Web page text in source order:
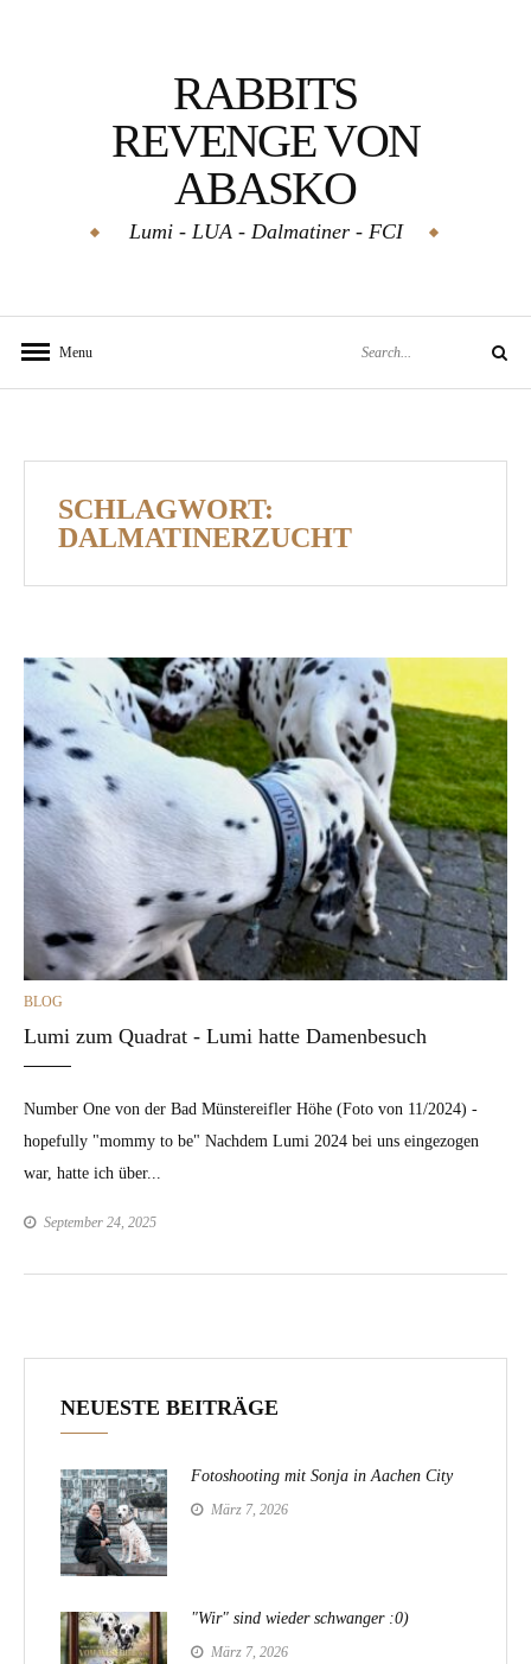
RABBITS
REVENGE VON
ABASKO
Lumi - LUA - Dalmatiner - FCI
Menu Search
SCHLAGWORT:
DALMATINERZUCHT
CATEGORIES
BLOG
Lumi zum Quadrat - Lumi hatte Damenbesuch
Number One von der Bad Münstereifler Höhe (Foto von 11/2024) -
hopefully "mommy to be" Nachdem Lumi 2024 bei uns eingezogen
war, hatte ich über...
September 24, 2025
NEUESTE BEITRÄGE
Fotoshooting mit Sonja in Aachen City
März 7, 2026
"Wir" sind wieder schwanger :0)
März 7, 2026